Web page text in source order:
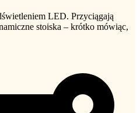
LED. Przyciągają
stoiska – krótko mówiąc,